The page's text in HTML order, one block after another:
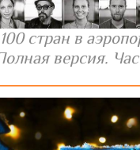
стран в
версия.